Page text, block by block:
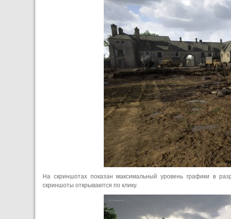
На скриншотах показан максимальный уровень графики в
скриншоты открываются по клику.